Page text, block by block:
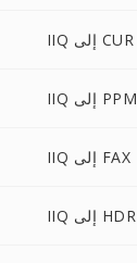
IIQ إلى CUR
IIQ إلى PPM
IIQ إلى FAX
IIQ إلى HDR